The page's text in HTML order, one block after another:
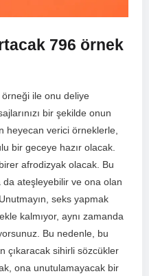
796 örnek
örneği ile onu deliye⁢
bir şekilde onun
heyecan verici örneklerle,
bir geceye hazır olacak.
afrodizyak olacak. Bu
ateşleyebilir ve ona olan
seks yapmak
kalmıyor, aynı zamanda
Bu nedenle, bu
çıkaracak sihirli sözcükler
ona unutulamayacak bir